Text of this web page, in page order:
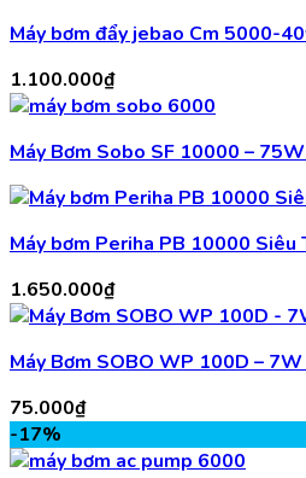
Máy bơm đẩy jebao Cm 5000-
1.100.000₫
Máy Bơm Sobo SF 10000 –
Máy bơm Periha PB 10000 Siêu
1.650.000₫
Máy Bơm SOBO WP 100D –
75.000₫
-17%